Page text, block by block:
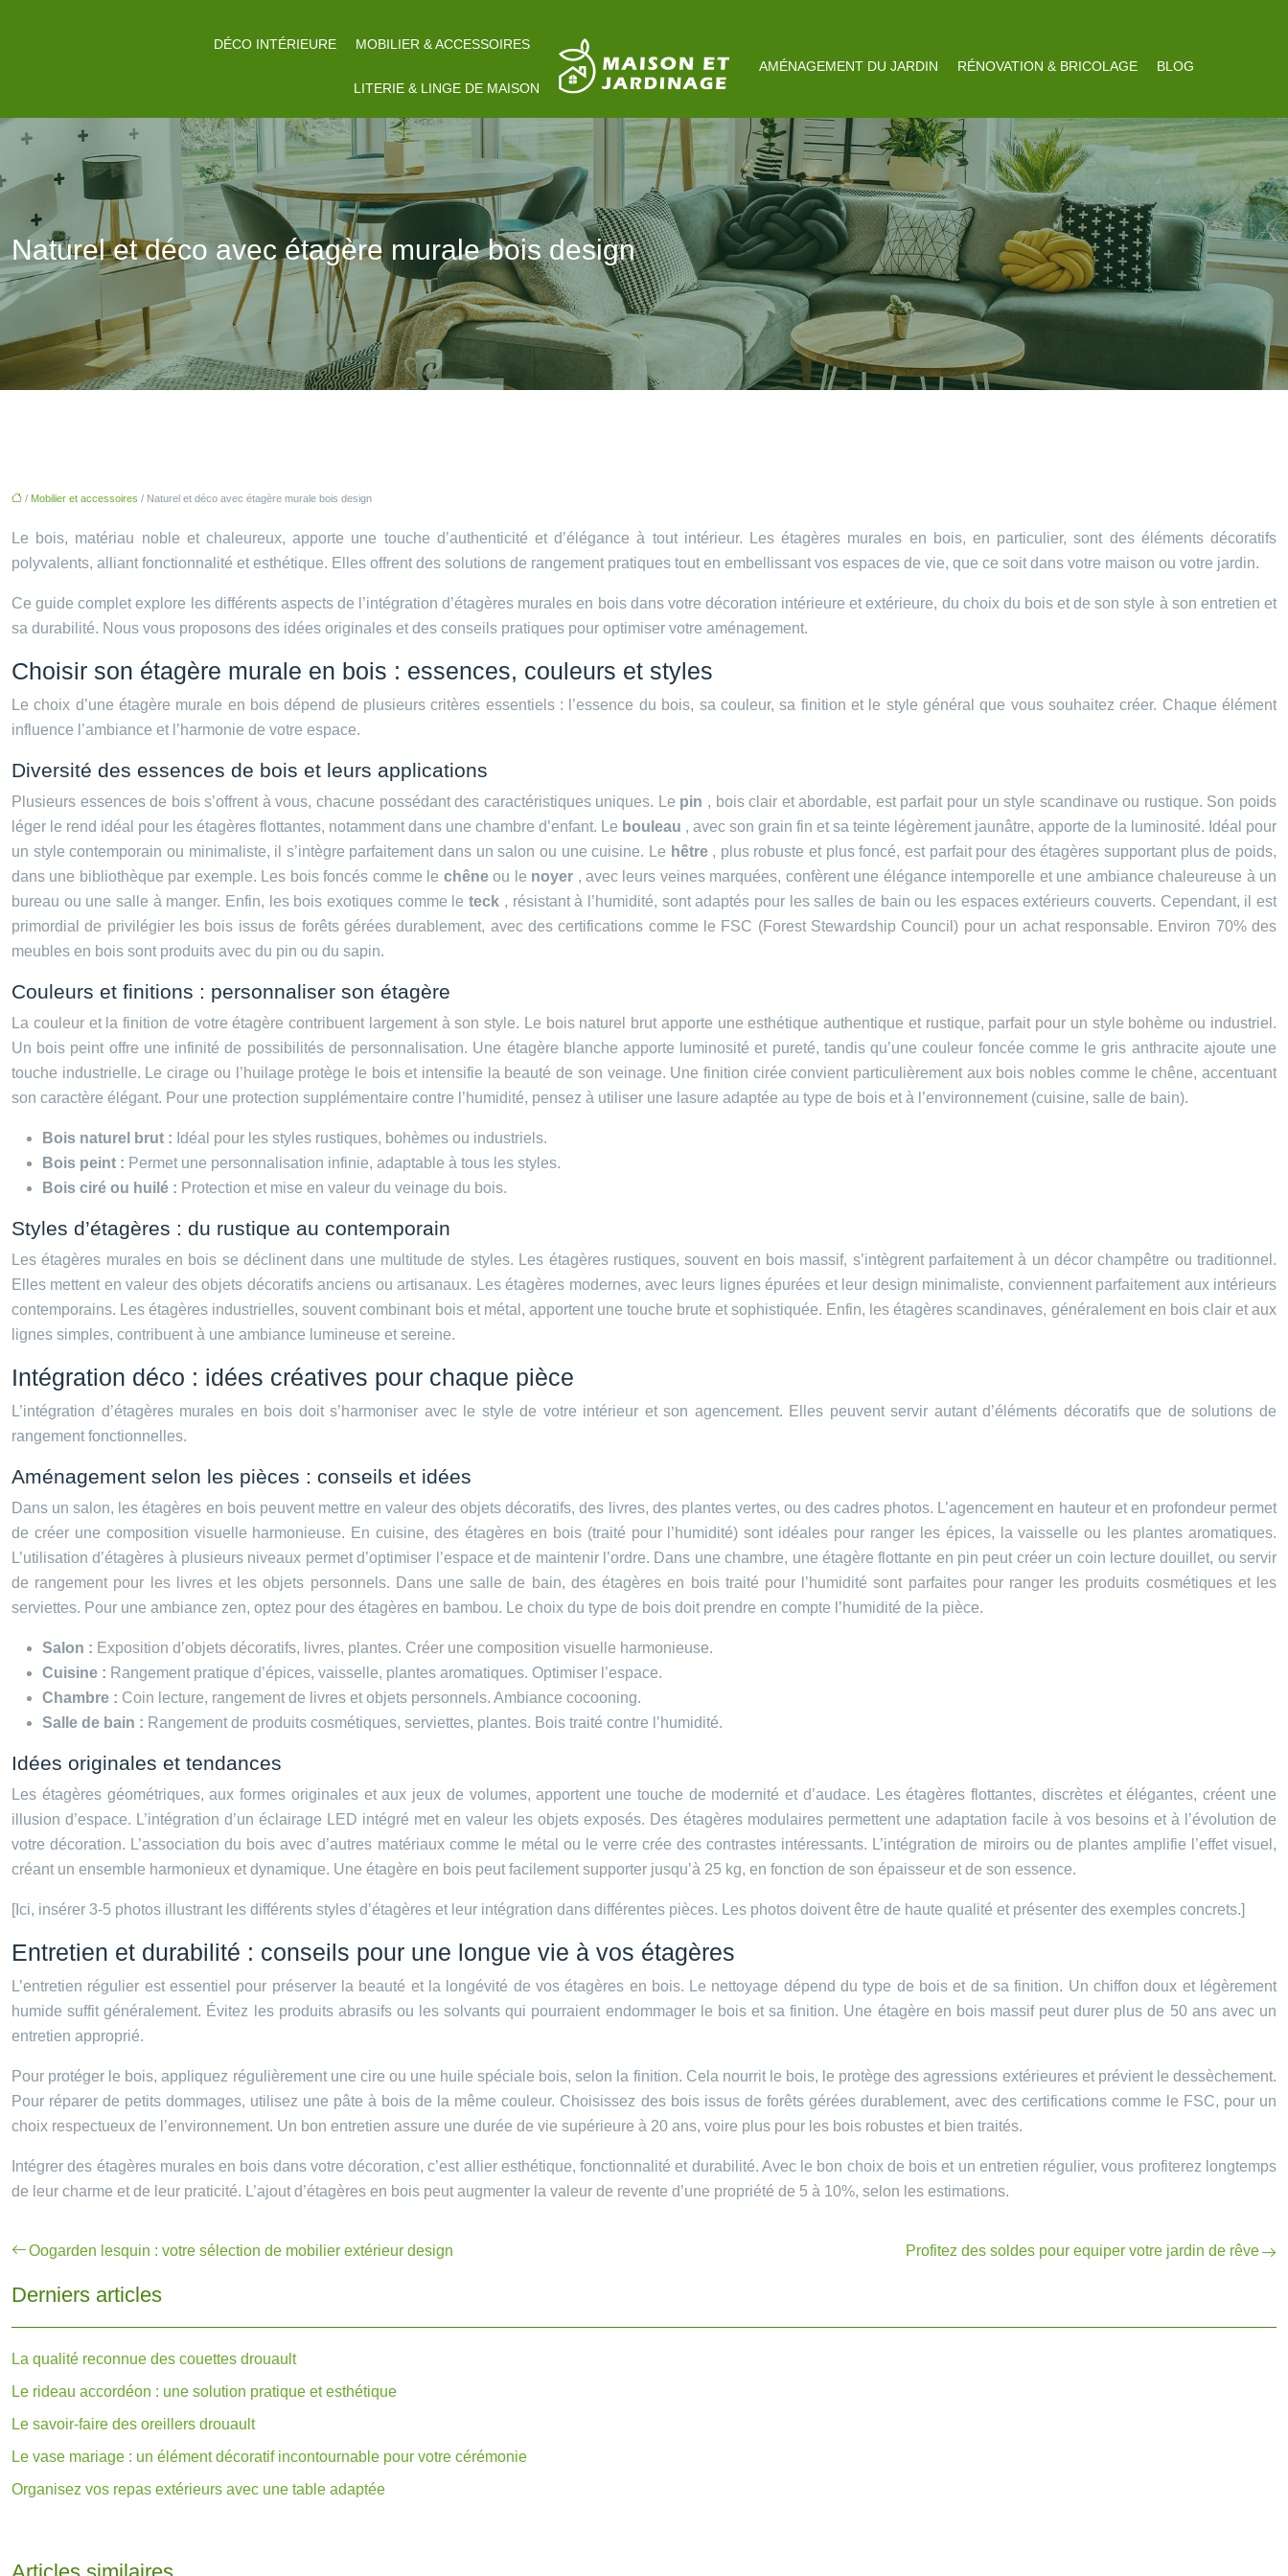
MOBILIER & ACCESSOIRES
DÉCO INTÉRIEURE
LITERIE & LINGE DE MAISON
AMÉNAGEMENT DU JARDIN RÉNOVATION & BRICOLAGE BLOG
Naturel et déco avec étagère murale bois design
/ Mobilier et accessoires / Naturel et déco avec étagère murale bois design
Le bois, matériau noble et chaleureux, apporte une touche d’authenticité et d’élégance à tout intérieur. Les étagères murales en bois, en particulier, sont des éléments décoratifs
polyvalents, alliant fonctionnalité et esthétique. Elles offrent des solutions de rangement pratiques tout en embellissant vos espaces de vie, que ce soit dans votre maison ou votre jardin.
Ce guide complet explore les différents aspects de l’intégration d’étagères murales en bois dans votre décoration intérieure et extérieure, du choix du bois et de son style à son entretien et
sa durabilité. Nous vous proposons des idées originales et des conseils pratiques pour optimiser votre aménagement.
Choisir son étagère murale en bois : essences, couleurs et styles
Le choix d’une étagère murale en bois dépend de plusieurs critères essentiels : l’essence du bois, sa couleur, sa finition et le style général que vous souhaitez créer. Chaque élément
influence l’ambiance et l’harmonie de votre espace.
Diversité des essences de bois et leurs applications
Plusieurs essences de bois s’offrent à vous, chacune possédant des caractéristiques uniques. Le pin , bois clair et abordable, est parfait pour un style scandinave ou rustique. Son poids
léger le rend idéal pour les étagères flottantes, notamment dans une chambre d’enfant. Le bouleau , avec son grain fin et sa teinte légèrement jaunâtre, apporte de la luminosité. Idéal pour
un style contemporain ou minimaliste, il s’intègre parfaitement dans un salon ou une cuisine. Le hêtre , plus robuste et plus foncé, est parfait pour des étagères supportant plus de poids,
dans une bibliothèque par exemple. Les bois foncés comme le chêneou le noyer , avec leurs veines marquées, confèrent une élégance intemporelle et une ambiance chaleureuse à un
bureau ou une salle à manger. Enfin, les bois exotiques comme leteck , résistant à l’humidité, sont adaptés pour les salles de bain ou les espaces extérieurs couverts. Cependant, il est
primordial de privilégier les bois issus de forêts gérées durablement, avec des certifications comme le FSC (Forest Stewardship Council) pour un achat responsable. Environ 70% des
meubles en bois sont produits avec du pin ou du sapin.
Couleurs et finitions : personnaliser son étagère
La couleur et la finition de votre étagère contribuent largement à son style. Le bois naturel brut apporte une esthétique authentique et rustique, parfait pour un style bohème ou industriel.
Un bois peint offre une infinité de possibilités de personnalisation. Une étagère blanche apporte luminosité et pureté, tandis qu’une couleur foncée comme le gris anthracite ajoute une
touche industrielle. Le cirage ou l’huilage protège le bois et intensifie la beauté de son veinage. Une finition cirée convient particulièrement aux bois nobles comme le chêne, accentuant
son caractère élégant. Pour une protection supplémentaire contre l’humidité, pensez à utiliser une lasure adaptée au type de bois et à l’environnement (cuisine, salle de bain).
Bois naturel brut : Idéal pour les styles rustiques, bohèmes ou industriels.
Bois peint : Permet une personnalisation infinie, adaptable à tous les styles.
Bois ciré ou huilé : Protection et mise en valeur du veinage du bois.
Styles d’étagères : du rustique au contemporain
Les étagères murales en bois se déclinent dans une multitude de styles. Les étagères rustiques, souvent en bois massif, s’intègrent parfaitement à un décor champêtre ou traditionnel.
Elles mettent en valeur des objets décoratifs anciens ou artisanaux. Les étagères modernes, avec leurs lignes épurées et leur design minimaliste, conviennent parfaitement aux intérieurs
contemporains. Les étagères industrielles, souvent combinant bois et métal, apportent une touche brute et sophistiquée. Enfin, les étagères scandinaves, généralement en bois clair et aux
lignes simples, contribuent à une ambiance lumineuse et sereine.
Intégration déco : idées créatives pour chaque pièce
L’intégration d’étagères murales en bois doit s’harmoniser avec le style de votre intérieur et son agencement. Elles peuvent servir autant d’éléments décoratifs que de solutions de
rangement fonctionnelles.
Aménagement selon les pièces : conseils et idées
Dans un salon, les étagères en bois peuvent mettre en valeur des objets décoratifs, des livres, des plantes vertes, ou des cadres photos. L’agencement en hauteur et en profondeur permet
de créer une composition visuelle harmonieuse. En cuisine, des étagères en bois (traité pour l’humidité) sont idéales pour ranger les épices, la vaisselle ou les plantes aromatiques.
L’utilisation d’étagères à plusieurs niveaux permet d’optimiser l’espace et de maintenir l’ordre. Dans une chambre, une étagère flottante en pin peut créer un coin lecture douillet, ou servir
de rangement pour les livres et les objets personnels. Dans une salle de bain, des étagères en bois traité pour l’humidité sont parfaites pour ranger les produits cosmétiques et les
serviettes. Pour une ambiance zen, optez pour des étagères en bambou. Le choix du type de bois doit prendre en compte l’humidité de la pièce.
Salon : Exposition d’objets décoratifs, livres, plantes. Créer une composition visuelle harmonieuse.
Cuisine : Rangement pratique d’épices, vaisselle, plantes aromatiques. Optimiser l’espace.
Chambre : Coin lecture, rangement de livres et objets personnels. Ambiance cocooning.
Salle de bain : Rangement de produits cosmétiques, serviettes, plantes. Bois traité contre l’humidité.
Idées originales et tendances
Les étagères géométriques, aux formes originales et aux jeux de volumes, apportent une touche de modernité et d’audace. Les étagères flottantes, discrètes et élégantes, créent une
illusion d’espace. L’intégration d’un éclairage LED intégré met en valeur les objets exposés. Des étagères modulaires permettent une adaptation facile à vos besoins et à l’évolution de
votre décoration. L’association du bois avec d’autres matériaux comme le métal ou le verre crée des contrastes intéressants. L’intégration de miroirs ou de plantes amplifie l’effet visuel,
créant un ensemble harmonieux et dynamique. Une étagère en bois peut facilement supporter jusqu’à 25 kg, en fonction de son épaisseur et de son essence.
[Ici, insérer 3-5 photos illustrant les différents styles d’étagères et leur intégration dans différentes pièces. Les photos doivent être de haute qualité et présenter des exemples concrets.]
Entretien et durabilité : conseils pour une longue vie à vos étagères
L’entretien régulier est essentiel pour préserver la beauté et la longévité de vos étagères en bois. Le nettoyage dépend du type de bois et de sa finition. Un chiffon doux et légèrement
humide suffit généralement. Évitez les produits abrasifs ou les solvants qui pourraient endommager le bois et sa finition. Une étagère en bois massif peut durer plus de 50 ans avec un
entretien approprié.
Pour protéger le bois, appliquez régulièrement une cire ou une huile spéciale bois, selon la finition. Cela nourrit le bois, le protège des agressions extérieures et prévient le dessèchement.
Pour réparer de petits dommages, utilisez une pâte à bois de la même couleur. Choisissez des bois issus de forêts gérées durablement, avec des certifications comme le FSC, pour un
choix respectueux de l’environnement. Un bon entretien assure une durée de vie supérieure à 20 ans, voire plus pour les bois robustes et bien traités.
Intégrer des étagères murales en bois dans votre décoration, c’est allier esthétique, fonctionnalité et durabilité. Avec le bon choix de bois et un entretien régulier, vous profiterez longtemps
de leur charme et de leur praticité. L’ajout d’étagères en bois peut augmenter la valeur de revente d’une propriété de 5 à 10%, selon les estimations.
Oogarden lesquin : votre sélection de mobilier extérieur design Profitez des soldes pour equiper votre jardin de rêve
Derniers articles
La qualité reconnue des couettes drouault
Le rideau accordéon : une solution pratique et esthétique
Le savoir-faire des oreillers drouault
Le vase mariage : un élément décoratif incontournable pour votre cérémonie
Organisez vos repas extérieurs avec une table adaptée